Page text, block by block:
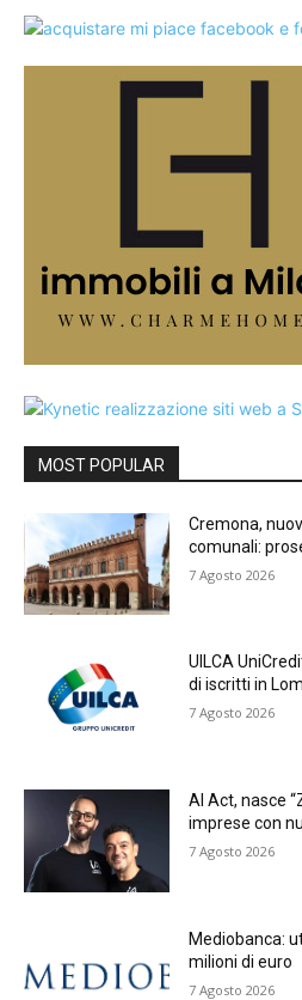
MOST POPULAR
Cremona,
comunali:
7 Agosto 2026
UILCA
di iscritti in
7 Agosto 2026
AI Act, nasce
imprese con
7 Agosto 2026
Mediobanca:
milioni di euro
7 Agosto 2026